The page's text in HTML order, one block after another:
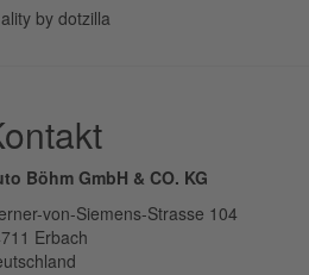
by dotzilla
Böhm GmbH & CO. KG
von-Siemens-Strasse 104
Erbach